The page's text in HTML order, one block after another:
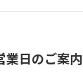
業日のご案内